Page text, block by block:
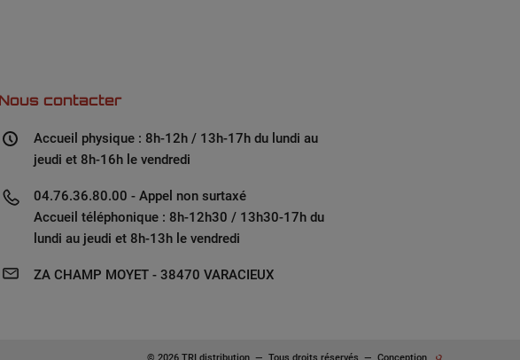
Nous contacter
Accueil physique : 8h-12h / 13h-17h du lundi au
jeudi et 8h-16h le vendredi
04.76.36.80.00 - Appel non surtaxé
Accueil téléphonique : 8h-12h30 / 13h30-17h du
lundi au jeudi et 8h-13h le vendredi
ZA CHAMP MOYET - 38470 VARACIEUX
© 2026 TRI distribution — Tous droits réservés — Conception